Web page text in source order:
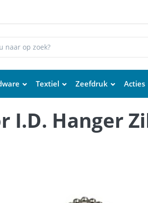
Textiel Zeefdruk Acties
I.D. Hanger